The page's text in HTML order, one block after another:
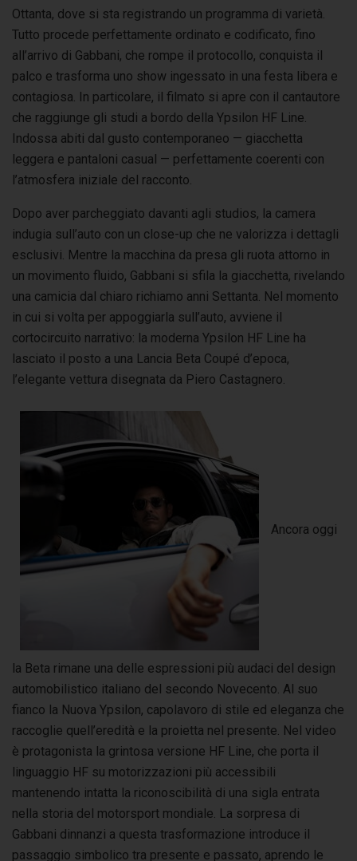
Ottanta, dove si sta registrando un programma di varietà.
Tutto procede perfettamente ordinato e codificato, fino
all’arrivo di Gabbani, che rompe il protocollo, conquista il
palco e trasforma uno show ingessato in una festa libera e
contagiosa. In particolare, il filmato si apre con il cantautore
che raggiunge gli studi a bordo della Ypsilon HF Line.
Indossa abiti dal gusto contemporaneo — giacchetta
leggera e pantaloni casual — perfettamente coerenti con
l’atmosfera iniziale del racconto.
Dopo aver parcheggiato davanti agli studios, la camera
indugia sull’auto con un close-up che ne valorizza i dettagli
esclusivi. Mentre la macchina da presa gli ruota attorno in
un movimento fluido, Gabbani si sfila la giacchetta, rivelando
una camicia dal chiaro richiamo anni Settanta. Nel momento
in cui si volta per appoggiarla sull’auto, avviene il
cortocircuito narrativo: la moderna Ypsilon HF Line ha
lasciato il posto a una Lancia Beta Coupé d’epoca,
l’elegante vettura disegnata da Piero Castagnero.
Ancora oggi
la Beta rimane una delle espressioni più audaci del design
automobilistico italiano del secondo Novecento. Al suo
fianco la Nuova Ypsilon, capolavoro di stile ed eleganza che
raccoglie quell’eredità e la proietta nel presente. Nel video
è protagonista la grintosa versione HF Line, che porta il
linguaggio HF su motorizzazioni più accessibili
mantenendo intatta la riconoscibilità di una sigla entrata
nella storia del motorsport mondiale. La sorpresa di
Gabbani dinnanzi a questa trasformazione introduce il
passaggio simbolico tra presente e passato, aprendo le